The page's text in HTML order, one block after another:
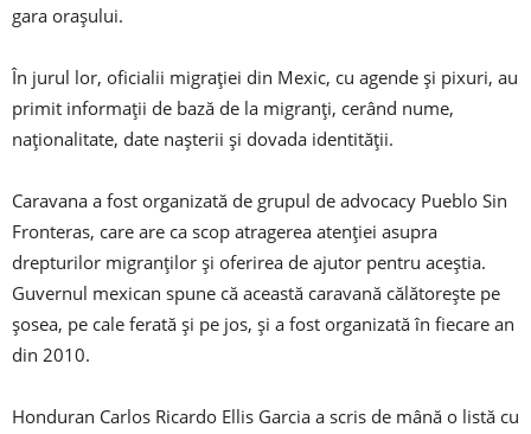
gara orașului.
În jurul lor, oficialii migrației din Mexic, cu agende și pixuri, au
primit informații de bază de la migranți, cerând nume,
naționalitate, date nașterii și dovada identității.
Caravana a fost organizată de grupul de advocacy Pueblo Sin
Fronteras, care are ca scop atragerea atenției asupra
drepturilor migranților și oferirea de ajutor pentru aceștia.
Guvernul mexican spune că această caravană călătorește pe
șosea, pe cale ferată și pe jos, și a fost organizată în fiecare an
din 2010.
Honduran Carlos Ricardo Ellis Garcia a scris de mână o listă cu